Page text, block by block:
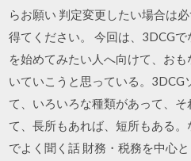
らお願い 判定変更したい場合は
得てください。 今回は、3DCG
を始めてみたい人へ向けて、お
いていこうと思っている。3DCG
て、いろいろな種類があって、
て、長所もあれば、短所もある
でよく聞く話 財務・税務を中心